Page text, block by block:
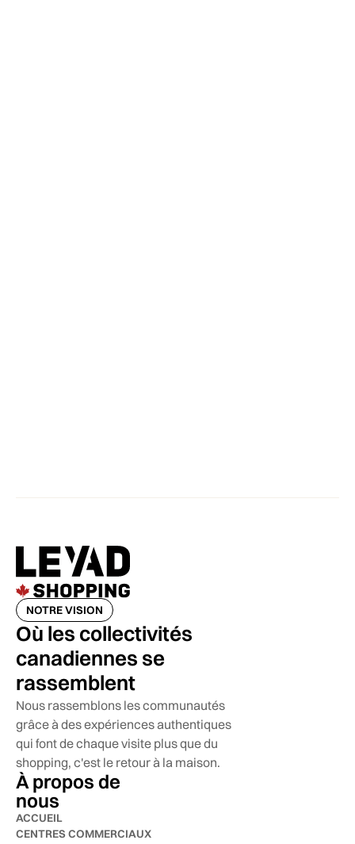
NOTRE VISION
Où les collectivités
canadiennes se
rassemblent
Nous rassemblons les communautés
grâce à des expériences authentiques
qui font de chaque visite plus que du
shopping, c'est le retour à la maison.
À propos de
nous
ACCUEIL
CENTRES COMMERCIAUX